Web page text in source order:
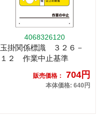
4068326120
玉掛関係標識 ３２６－
１２ 作業中止基準
販売価格： 704円
本体価格: 640円